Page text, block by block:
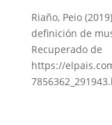
Riaño, Peio
definición de
Recuperado de
https://